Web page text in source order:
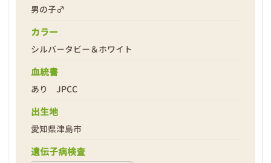
男の子♂
カラー
シルバータビー＆ホワイト
血統書
あり JPCC
出生地
愛知県津島市
遺伝子病検査